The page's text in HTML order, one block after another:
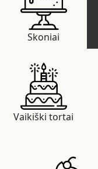
Skoniai
Vaikiški tortai